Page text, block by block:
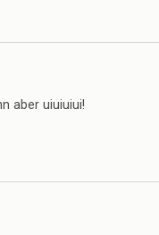
aber uiuiuiui!